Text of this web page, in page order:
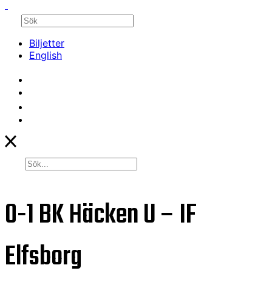
Biljetter
English
0-1BK Häcken U – IF
Elfsborg